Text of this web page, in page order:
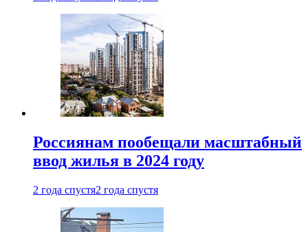
Россиянам пообещали масштабный
ввод жилья в 2024 году
2 года спустя2 года спустя